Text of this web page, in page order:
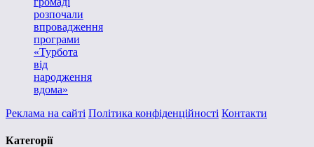
розпочали
впровадження
програми
«Турбота
від
народження
вдома»
Реклама на сайті Політика конфіденційності Контакти
Категорії